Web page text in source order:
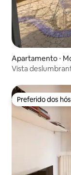
Apartamento ⋅
Vista
Preferido dos
Preferido dos